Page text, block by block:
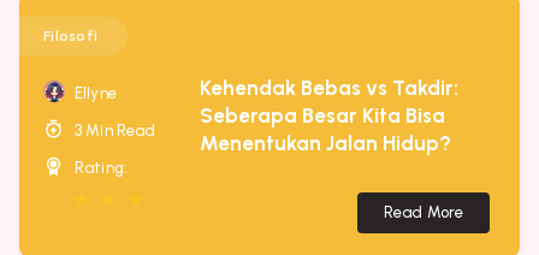
Filosofi
Ellyne
3 Min Read
Rating:
Kehendak Bebas vs Takdir:
Seberapa Besar Kita Bisa
Menentukan Jalan Hidup?
Read More